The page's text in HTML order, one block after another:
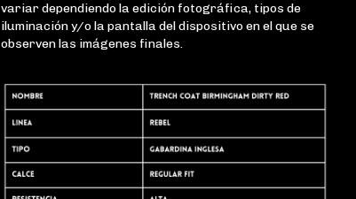
variardependiendo la edición fotográfica, tipos de
iluminación y/o la pantalla del dispositivo en el que se
observen las imágenes finales.